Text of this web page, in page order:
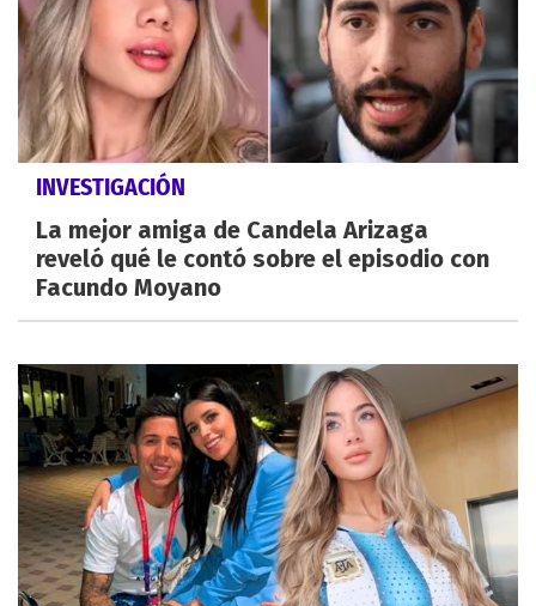
INVESTIGACIÓN
La mejor amiga de Candela Arizaga
reveló qué le contó sobre el episodio con
Facundo Moyano